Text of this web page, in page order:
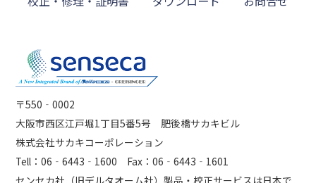
〒550‐0002
大阪市西区江戸堀1丁目5番5号 肥後橋サカキビル
株式会社サカキコーポレーション
Tell：06‐6443‐1600 Fax：06‐6443‐1601
センセカ社（旧デルタオーム社）製品・校正サービスは日本で